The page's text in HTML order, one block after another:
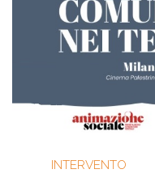
INTERVENTO